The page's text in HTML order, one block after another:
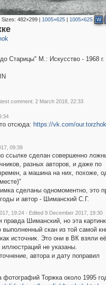
Sizes: 482×299 | 1005×625 | 1005×625 W
Старицы" М.: Искусство - 1968 г.
comment: 2 March 2018, 22:33
отсюда: https://vk.com/our.torzhok
09:39
ссылке сделан совершенно
разных авторов, и даже по
а машина на них, похоже,
сделаны одномоментно, это
и автор - Шиманский С.Г.
19:24 · Edited 9 December 2017, 19:30
правда Шиманский, но эта
выполненный скан из той самой
источник. Это они в ВК взяли
не указаны.
автора и дату поправил
фотографий Торжка около 1995